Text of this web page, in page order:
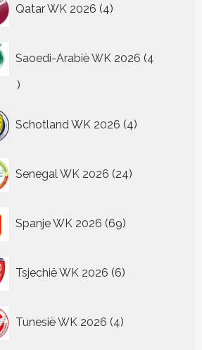
Qatar WK 2026 4
producten
Saoedi-Arabië WK 2026 4
4
Schotland WK 2026 4
producten
Senegal WK 2026 24
producten
Spanje WK 2026 69
producten
Tsjechië WK 2026 6
producten
Tunesië WK 2026 4
producten